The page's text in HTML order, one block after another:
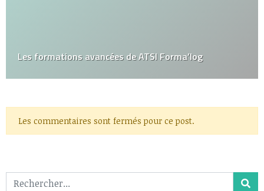
Les formations avancées de ATSI Forma’log
Les commentaires sont fermés pour ce post.